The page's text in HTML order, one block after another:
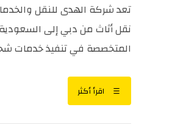
تعد شركة الهدى للنقل
نقل أثاث من دبي إلى
المتخصصة في تنفيذ خدمات
اقرأ أكثر